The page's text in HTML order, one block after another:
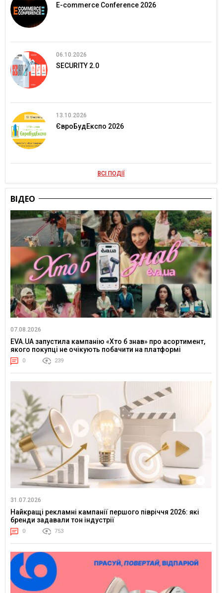
E-commerce Conference 2026
06.10.2026
SECURITY 2.0
13.10.2026
ЄвроБудЕкспо 2026
ВСІ ПОДІЇ
ВІДЕО
07.08.2026
EVA.UA запустила кампанію «Хто б знав» про асортимент,
якого покупці не очікують побачити на платформі
0 239
31.07.2026
Найкращі рекламні кампанії першого півріччя 2026: які
бренди задавали тон індустрії
0 753